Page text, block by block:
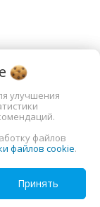
сухие,
Суворова, стр.
улучшения
файлов
файлов cookie.
Принять